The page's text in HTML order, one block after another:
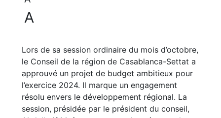
A
Lors de sa session ordinaire du mois d’octobre,
le Conseil de la région de Casablanca-Settat a
approuvé un projet de budget ambitieux pour
l’exercice 2024. Il marque un engagement
résolu envers le développement régional. La
session, présidée par le président du conseil,